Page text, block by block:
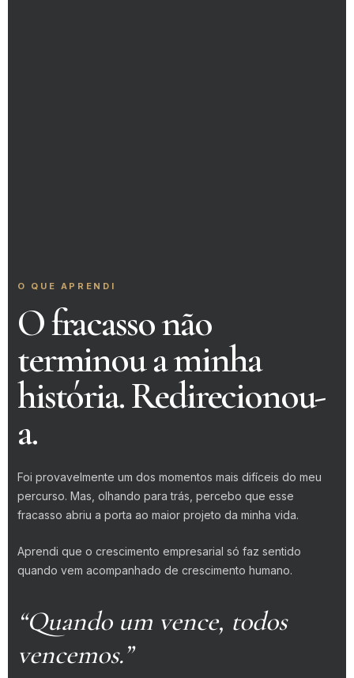
O QUE APRENDI
O fracasso não
terminou a minha
história. Redirecionou-
a.
Foi provavelmente um dos momentos mais difíceis do meu
percurso. Mas, olhando para trás, percebo que esse
fracasso abriu a porta ao maior projeto da minha vida.
Aprendi que o crescimento empresarial só faz sentido
quando vem acompanhado de crescimento humano.
“Quando um vence, todos
vencemos.”